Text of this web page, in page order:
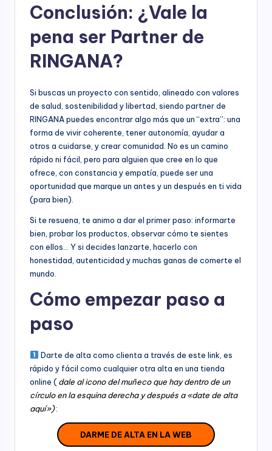
Conclusión: ¿Vale la
pena ser Partner de
RINGANA?
Si buscas un proyecto con sentido, alineado con valores
de salud, sostenibilidad y libertad, siendo partner de
RINGANA puedes encontrar algo más que un “extra”: una
forma de vivir coherente, tener autonomía, ayudar a
otros a cuidarse, y crear comunidad. No es un camino
rápido ni fácil, pero para alguien que cree en lo que
ofrece, con constancia y empatía, puede ser una
oportunidad que marque un antes y un después en ti vida
(para bien).
Si te resuena, te animo a dar el primer paso: informarte
bien, probar los productos, observar cómo te sientes
con ellos… Y si decides lanzarte, hacerlo con
honestidad, autenticidad y muchas ganas de comerte el
mundo.
Cómo empezar paso a
paso
Darte de alta como clienta a través de este link, es
rápido y fácil como cualquier otra alta en una tienda
online (dale al icono del muñeco que hay dentro de un
círculo en la esquina derecha y después a «date de alta
aquí»):
DARME DE ALTA EN LA WEB